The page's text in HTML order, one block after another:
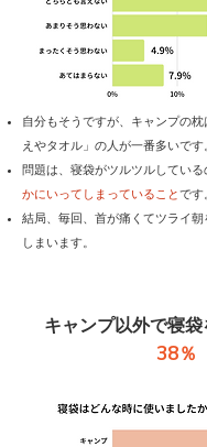
自分もそうですが、キャンプの
えやタオル」の人が一番多いです
問題は、寝袋がツルツルしている
かにいってしまっていることです
結局、毎回、首が痛くてツライ
しまいます。
キャンプ以外で寝
38％